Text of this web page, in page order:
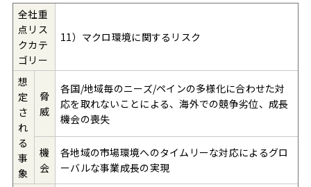
全社重
点リス
クカテ
ゴリー
11）マクロ環境に関するリスク
想
定
さ
れ
る
事
象
脅
威
各国/地域毎のニーズ/ペインの多様化に合わせた対
応を取れないことによる、海外での競争劣位、成長
機会の喪失
機
会
各地域の市場環境へのタイムリーな対応によるグロ
ーバルな事業成長の実現